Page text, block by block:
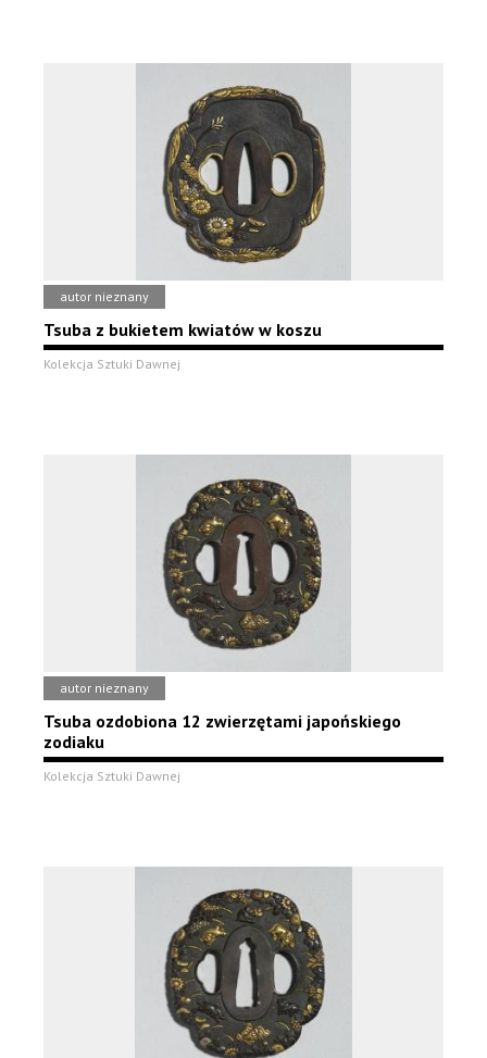
autor nieznany
Tsuba z bukietem kwiatów w koszu
Kolekcja Sztuki Dawnej
autor nieznany
Tsuba ozdobiona 12 zwierzętami japońskiego
zodiaku
Kolekcja Sztuki Dawnej